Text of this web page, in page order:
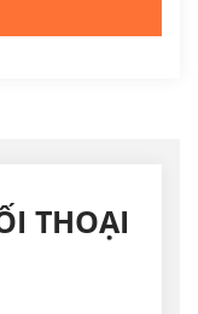
THOẠI